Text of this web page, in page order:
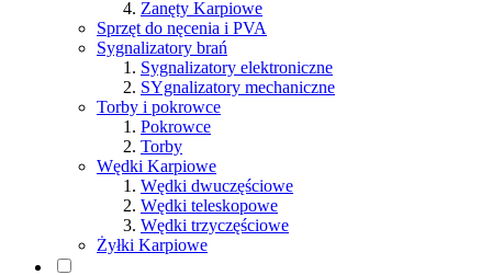
Zanęty Karpiowe
Sprzęt do nęcenia i PVA
Sygnalizatory brań
Sygnalizatory elektroniczne
SYgnalizatory mechaniczne
Torby i pokrowce
Pokrowce
Torby
Wędki Karpiowe
Wędki dwuczęściowe
Wędki teleskopowe
Wędki trzyczęściowe
Żyłki Karpiowe